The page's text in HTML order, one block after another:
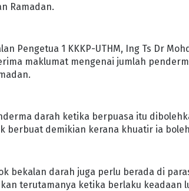
Ramadan.
Pengetua 1 KKKP-UTHM, Ing Ts Dr
maklumat mengenai jumlah
darah ketika berpuasa itu
berbuat demikian kerana khuatir ia
bekalan darah juga perlu berada di
terutamanya ketika berlaku keadaan